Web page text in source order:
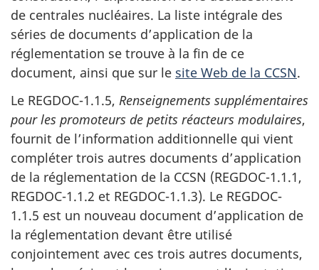
de centrales nucléaires. La liste intégrale des
séries de documents d’application de la
réglementation se trouve à la fin de ce
document, ainsi que sur le site Web de la CCSN.
Le REGDOC-1.1.5, Renseignements supplémentaires
pour les promoteurs de petits réacteurs modulaires,
fournit de l’information additionnelle qui vient
compléter trois autres documents d’application
de la réglementation de la CCSN (REGDOC-1.1.1,
REGDOC-1.1.2 et REGDOC-1.1.3). Le REGDOC-
1.1.5 est un nouveau document d’application de
la réglementation devant être utilisé
conjointement avec ces trois autres documents,